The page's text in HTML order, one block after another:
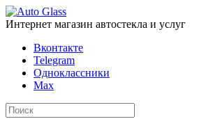
Интернет магазин автостекла и услуг
Вконтакте
Telegram
Одноклассники
Max